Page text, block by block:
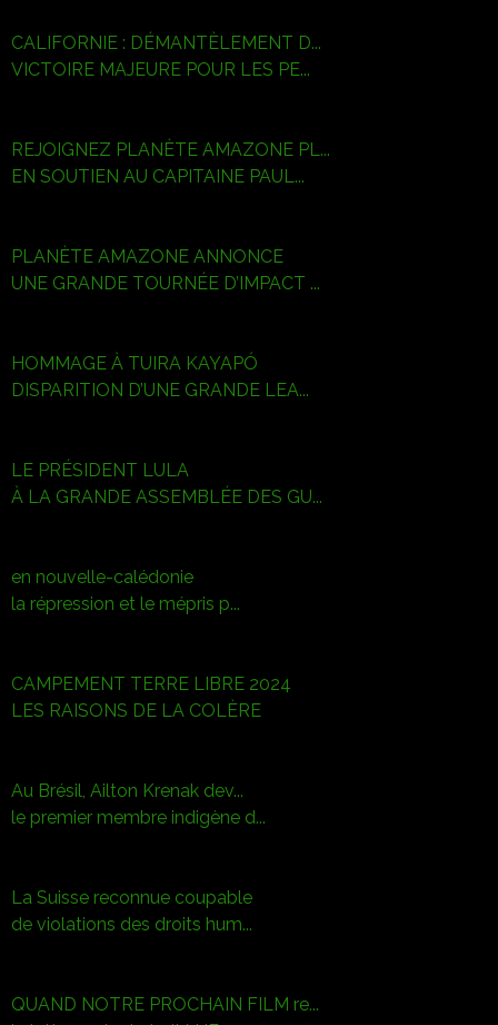
CALIFORNIE : DÉMANTÈLEMENT D...
VICTOIRE MAJEURE POUR LES PE...
REJOIGNEZ PLANÈTE AMAZONE PL...
EN SOUTIEN AU CAPITAINE PAUL...
PLANÈTE AMAZONE ANNONCE
UNE GRANDE TOURNÉE D’IMPACT ...
HOMMAGE À TUIRA KAYAPÓ
DISPARITION D’UNE GRANDE LEA...
LE PRÉSIDENT LULA
À LA GRANDE ASSEMBLÉE DES GU...
en nouvelle-calédonie
la répression et le mépris p...
CAMPEMENT TERRE LIBRE 2024
LES RAISONS DE LA COLÈRE
Au Brésil, Ailton Krenak dev...
le premier membre indigène d...
La Suisse reconnue coupable
de violations des droits hum...
QUAND NOTRE PROCHAIN FILM re...